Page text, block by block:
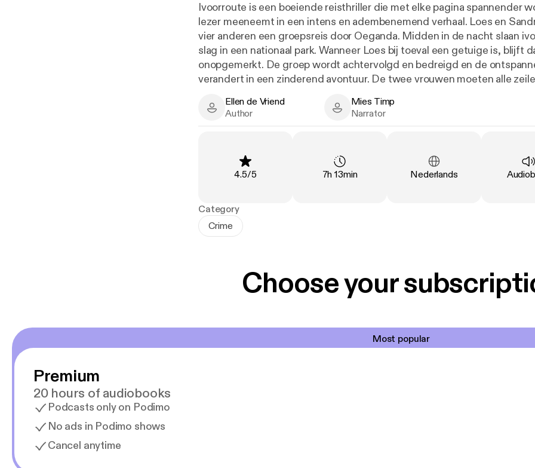
Ivoorroute is een boeiende reisthriller die met elke pagina spannender
lezer meeneemt in een intens en adembenemend verhaal. Loes en
vier anderen een groepsreis door Oeganda. Midden in de nacht slaan
slag in een nationaal park. Wanneer Loes bij toeval een getuige is, blijft
onopgemerkt. De groep wordt achtervolgd en bedreigd en de
verandert in een zinderend avontuur. De twee vrouwen moeten alle
Ellen de Vriend - Author
Ellen de Vriend
Author
Mies Timp - Narrator
Mies Timp
Narrator
Rating
4.5/5 Duration:
7h 13min Language:
Nederlands Type:
Category
Crime
Choose your
Most popular
Premium
20 hours of audiobooks
Podcasts only on Podimo
No ads in Podimo shows
Cancel anytime